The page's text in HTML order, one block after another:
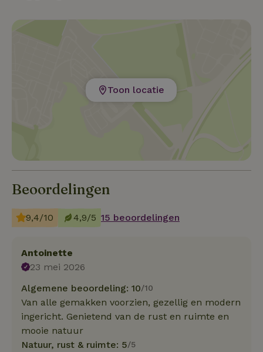
Toon locatie
Beoordelingen
9,4/10 4,9/5 15 beoordelingen
Antoinette
23 mei 2026
Algemene beoordeling: 10/10
Van alle gemakken voorzien, gezellig en modern
ingericht. Genietend van de rust en ruimte en
mooie natuur
Natuur, rust & ruimte: 5/5